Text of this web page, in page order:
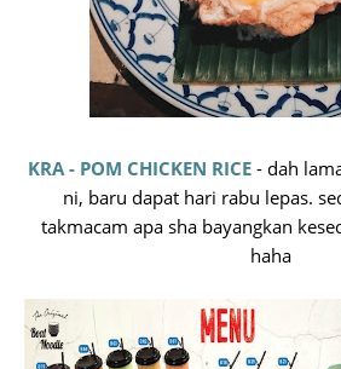
KRA - POM CHICKEN RICE- dah
ni, baru dapat hari rabu lepas.
takmacam apa sha bayangkan
haha